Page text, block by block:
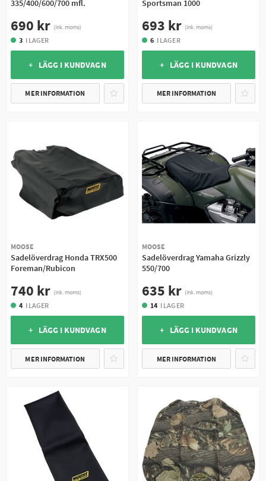
335/400/600/700 mfl.
690 kr (ink. moms)
3 I LAGER
+ LÄGG I KUNDVAGN
MER INFORMATION
Sportsman 1000
693 kr (ink. moms)
6 I LAGER
+ LÄGG I KUNDVAGN
MER INFORMATION
MOOSE
Sadelöverdrag Honda TRX500
Foreman/Rubicon
740 kr (ink. moms)
4 I LAGER
+ LÄGG I KUNDVAGN
MER INFORMATION
MOOSE
Sadelöverdrag Yamaha Grizzly
550/700
635 kr (ink. moms)
14 I LAGER
+ LÄGG I KUNDVAGN
MER INFORMATION